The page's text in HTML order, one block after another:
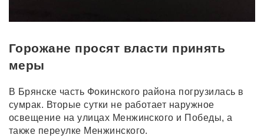
Горожане просят власти принять
меры
В Брянске часть Фокинского района погрузилась в
сумрак. Вторые сутки не работает наружное
освещение на улицах Менжинского и Победы, а
также переулке Менжинского.